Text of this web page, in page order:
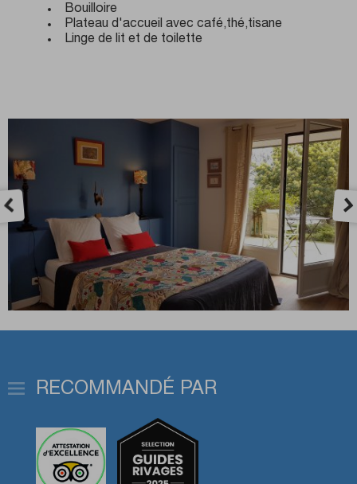
Bouilloire
Plateau d'accueil avec café,thé,tisane
Linge de lit et de toilette
RECOMMANDÉ PAR